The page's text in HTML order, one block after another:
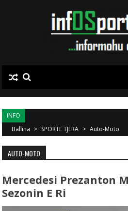
INFO
Ballina > SPORTE TJERA > Auto-Moto
AUTO-MOTO
Mercedesi Prezanton
Sezonin E Ri